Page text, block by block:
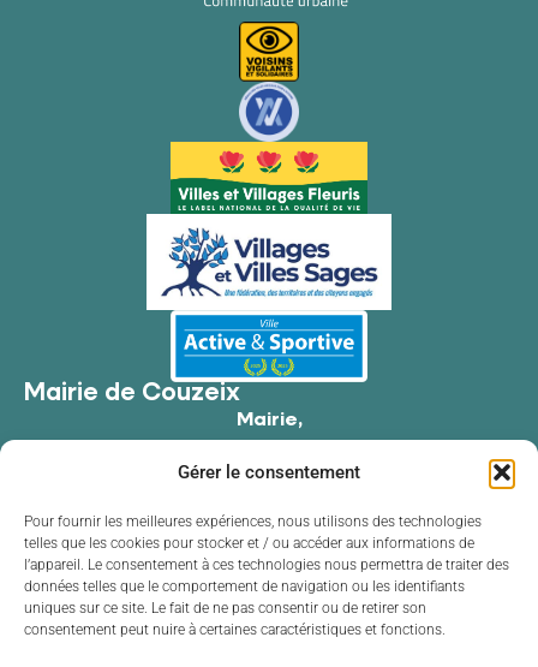
Gérer le consentement
Pour fournir les meilleures expériences, nous utilisons des technologies
telles que les cookies pour stocker et / ou accéder aux informations de
l’appareil. Le consentement à ces technologies nous permettra de traiter des
données telles que le comportement de navigation ou les identifiants
uniques sur ce site. Le fait de ne pas consentir ou de retirer son
consentement peut nuire à certaines caractéristiques et fonctions.
Mairie de Couzeix
Mairie,
87270 Couzeix
05 55 39 34 09
Contacter la mairie
Horaires d'ouverture
Lundide 8h30 à 12h00 et de 13h30 à 17h30
Mardi
de 8h30 à 12h00 et de 13h30 à 17h30